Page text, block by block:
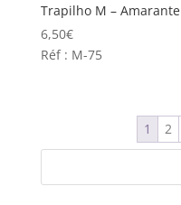
Trapilho M – Amarante
6,50€
Réf : M-75
1 2